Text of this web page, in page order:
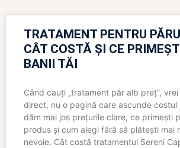
TRATAMENT PENTRU
CÂT COSTĂ ȘI CE
BANII TĂI
Când cauți „tratament păr alb preț”,
direct, nu o pagină care ascunde costul
dăm mai jos prețurile clare, ce primești
produs și cum alegi fără să plătești mai
nevoie. Cât costă tratamentul Sereni